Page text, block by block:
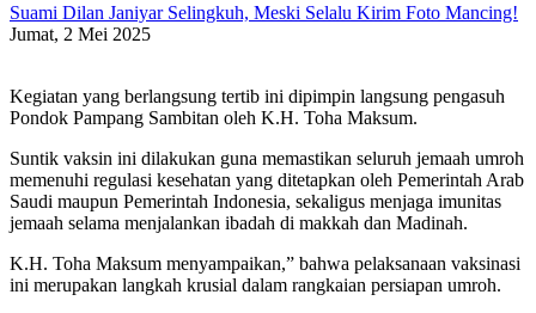
Suami Dilan Janiyar Selingkuh, Meski Selalu Kirim Foto Mancing!
Jumat, 2 Mei 2025
​Kegiatan yang berlangsung tertib ini dipimpin langsung pengasuh
Pondok Pampang Sambitan oleh K.H. Toha Maksum.
​Suntik vaksin ini dilakukan guna memastikan seluruh jemaah umroh
memenuhi regulasi kesehatan yang ditetapkan oleh Pemerintah Arab
Saudi maupun Pemerintah Indonesia, sekaligus menjaga imunitas
jemaah selama menjalankan ibadah di makkah dan Madinah.
​K.H. Toha Maksum menyampaikan,” bahwa pelaksanaan vaksinasi
ini merupakan langkah krusial dalam rangkaian persiapan umroh.